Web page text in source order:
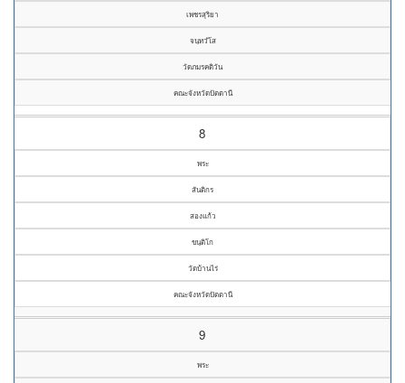
เพชรสุริยา
จนฺทวํโส
วัดภมรคติวัน
คณะจังหวัดปัตตานี
8
พระ
สันติกร
สองแก้ว
ขนฺติโก
วัดบ้านไร่
คณะจังหวัดปัตตานี
9
พระ